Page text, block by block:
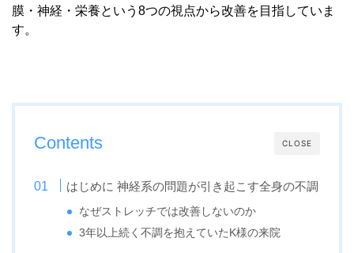
膜・神経・栄養という8つの視点から改善を目指していま
す。
CLOSE
Contents
はじめに 神経系の問題が引き起こす全身の不調
なぜストレッチでは改善しないのか
3年以上続く不調を抱えていたK様の来院